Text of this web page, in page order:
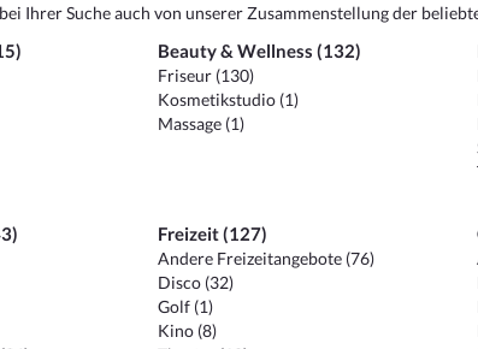
Ihrer Suche auch von unserer Zusammenstellung der
Beauty & Wellness (132)
Friseur (130)
Kosmetikstudio (1)
Massage (1)
Freizeit (127)
Andere Freizeitangebote (76)
Disco (32)
Golf (1)
Kino (8)